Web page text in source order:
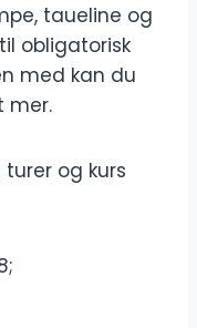
taueline og
obligatorisk
med kan du
mer.
turer og kurs